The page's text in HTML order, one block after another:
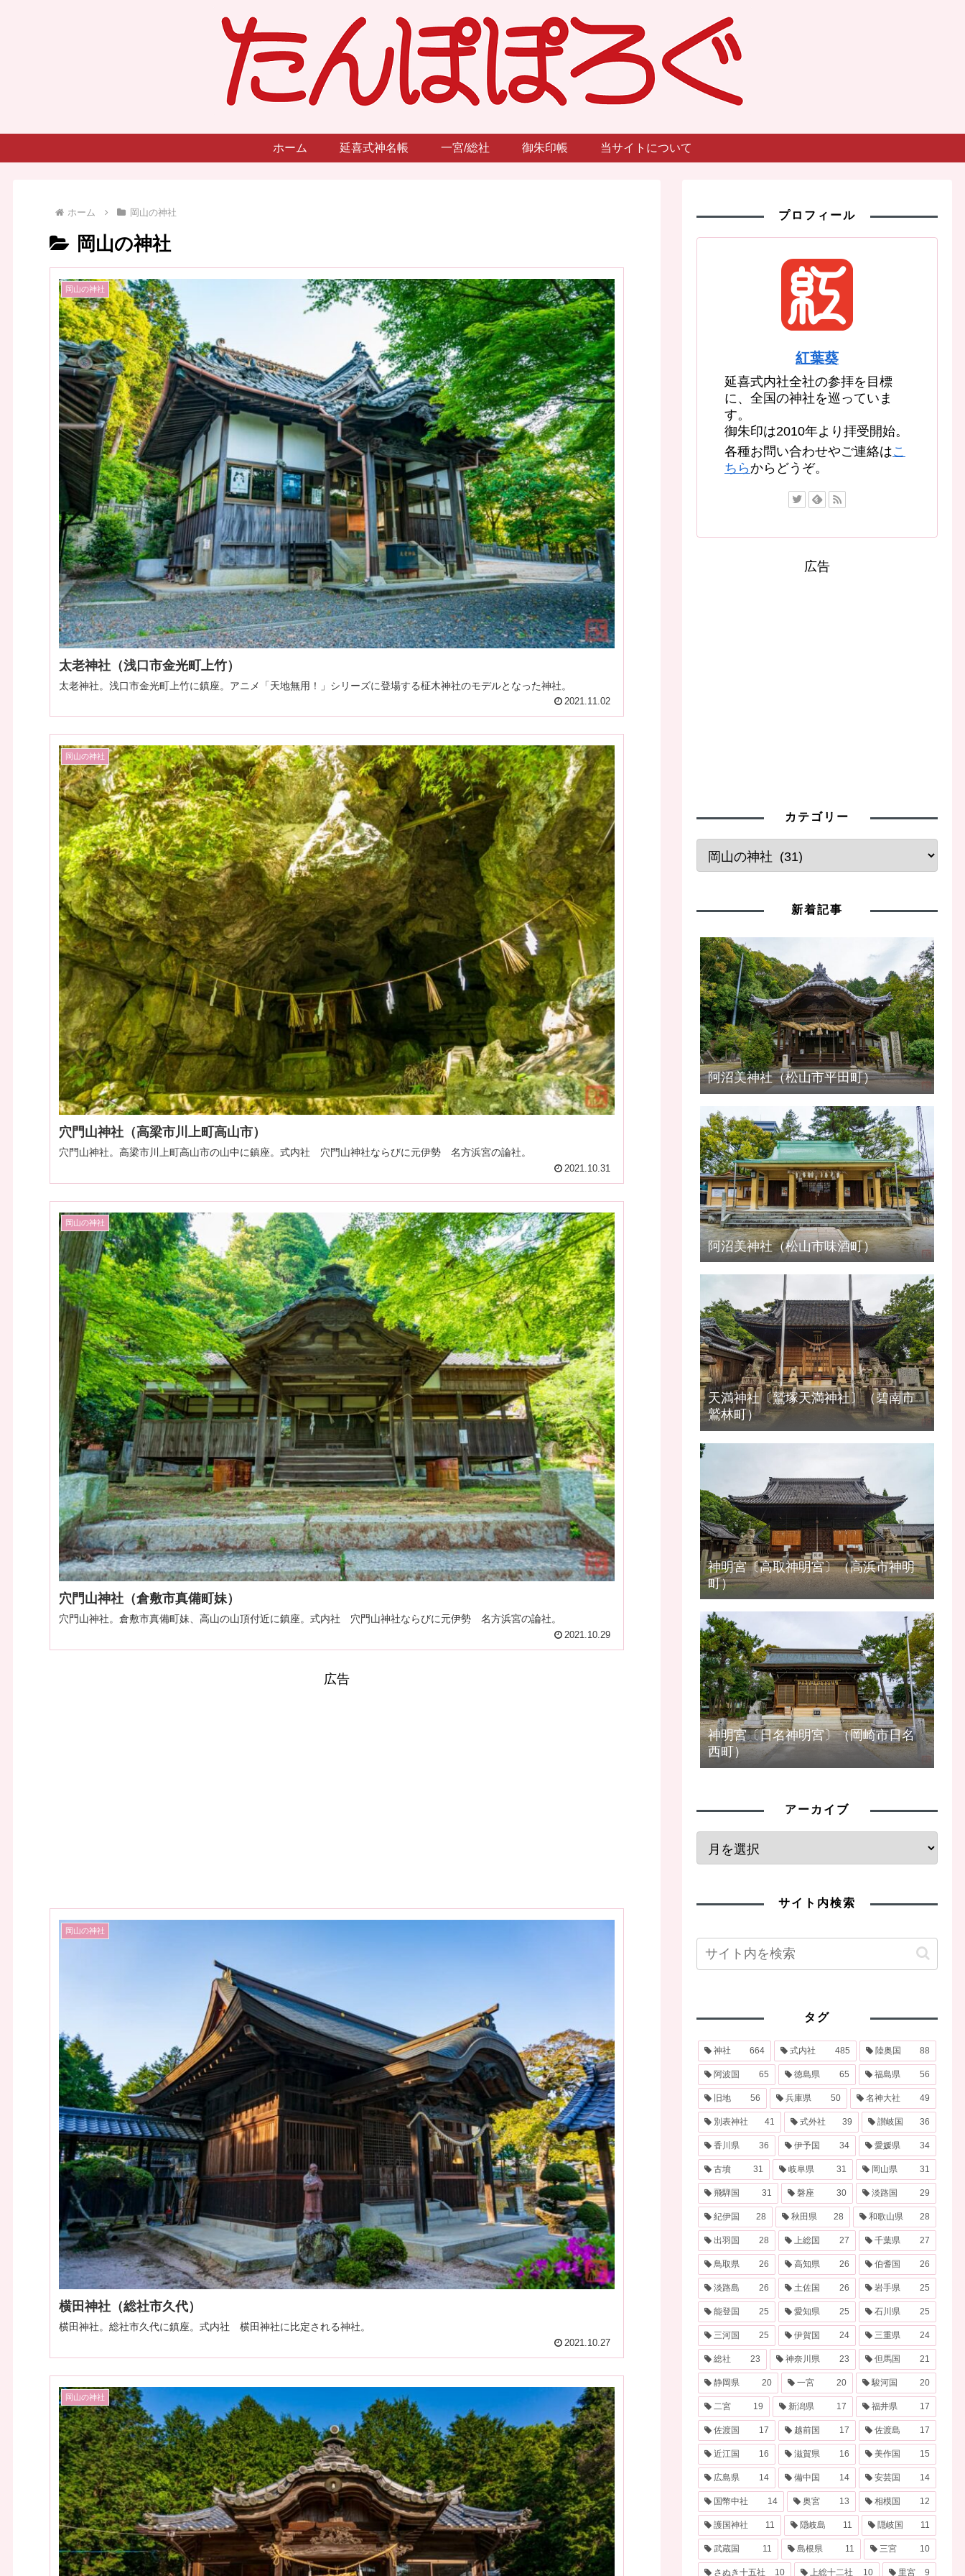
ホーム 延喜式神名帳 一宮/総社 御朱印帳 当サイトについて
ホーム 岡山の神社
岡山の神社
岡山の神社
太老神社（浅口市金光町上竹）
太老神社。浅口市金光町上竹に鎮座。アニメ「天地無用！」シリーズに登場する柾木神社のモデルとなった神社。
2021.11.02
岡山の神社
穴門山神社（高梁市川上町高山市）
穴門山神社。高梁市川上町高山市の山中に鎮座。式内社 穴門山神社ならびに元伊勢 名方浜宮の論社。
2021.10.31
岡山の神社
穴門山神社（倉敷市真備町妹）
穴門山神社。倉敷市真備町妹、高山の山頂付近に鎮座。式内社 穴門山神社ならびに元伊勢 名方浜宮の論社。
2021.10.29
広告
岡山の神社
横田神社（総社市久代）
横田神社。総社市久代に鎮座。式内社 横田神社に比定される神社。
2021.10.27
岡山の神社
プロフィール
紅葉葵
延喜式内社全社の参拝を目標
に、全国の神社を巡っていま
す。
御朱印は2010年より拝受開始。
各種お問い合わせやご連絡はこ
ちらからどうぞ。
広告
カテゴリー
新着記事
阿沼美神社（松山市平田町）
阿沼美神社（松山市味酒町）
天満神社〔鷲塚天満神社〕（碧南市
鷲林町）
神明宮〔高取神明宮〕（高浜市神明
町）
神明宮〔日名神明宮〕（岡崎市日名
西町）
アーカイブ
サイト内検索
タグ
神社 664 式内社 485 陸奥国 88
阿波国 65 徳島県 65 福島県 56
旧地 56 兵庫県 50 名神大社 49
別表神社 41 式外社 39 讃岐国 36
香川県 36 伊予国 34 愛媛県 34
古墳 31 岐阜県 31 岡山県 31
飛騨国 31 磐座 30 淡路国 29
紀伊国 28 秋田県 28 和歌山県 28
出羽国 28 上総国 27 千葉県 27
鳥取県 26 高知県 26 伯耆国 26
淡路島 26 土佐国 26 岩手県 25
能登国 25 愛知県 25 石川県 25
三河国 25 伊賀国 24 三重県 24
総社 23 神奈川県 23 但馬国 21
静岡県 20 一宮 20 駿河国 20
二宮 19 新潟県 17 福井県 17
佐渡国 17 越前国 17 佐渡島 17
近江国 16 滋賀県 16 美作国 15
広島県 14 備中国 14 安芸国 14
国幣中社 14 奥宮 13 相模国 12
護国神社 11 隠岐島 11 隠岐国 11
武蔵国 11 島根県 11 三宮 10
さぬき十五社 10 上総十二社 10 里宮 9